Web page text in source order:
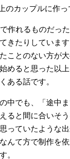
のカップルに作っ
作れるものだっ
きたりしていま
ことのない方が
めると思った以
ある話です。
中でも、「途中
ると間に合いそ
っていたような
んて方で制作を
。